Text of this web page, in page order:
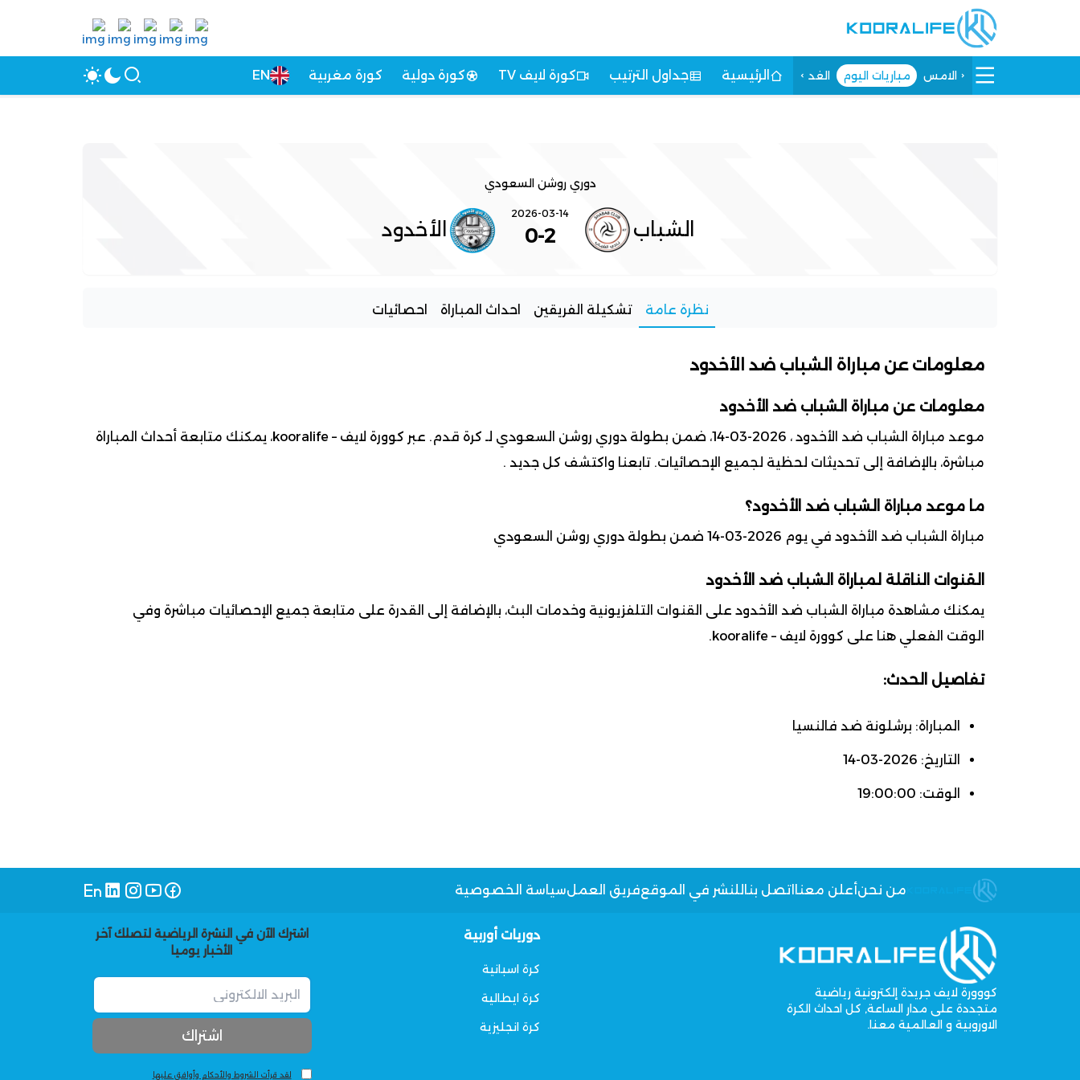
الامس مباريات اليوم الغد الرئيسية جداول الترتيب كورة لايف TV كورة دولية كورة مغربية EN
دوري روشن السعودي
الشباب
2026-03-14
2
-
0 الأخدود
نظرة عامة تشكيلة الفريقين احداث المباراة احصائيات
معلومات عن مباراة الشباب ضد الأخدود
معلومات عن مباراة الشباب ضد الأخدود
موعد مباراة الشباب ضد الأخدود ، 2026-03-14، ضمن بطولة دوري روشن السعودي لـ كرة قدم. عبر كوورة لايف – kooralife، يمكنك متابعة أحداث المباراة
مباشرة، بالإضافة إلى تحديثات لحظية لجميع الإحصائيات. تابعنا واكتشف كل جديد .
ما موعد مباراة الشباب ضد الأخدود؟
مباراة الشباب ضد الأخدود في يوم 2026-03-14 ضمن بطولة دوري روشن السعودي
القنوات الناقلة لمباراة الشباب ضد الأخدود
يمكنك مشاهدة مباراة الشباب ضد الأخدود على القنوات التلفزيونية وخدمات البث، بالإضافة إلى القدرة على متابعة جميع الإحصائيات مباشرة وفي
الوقت الفعلي هنا على كوورة لايف – kooralife.
تفاصيل الحدث:
المباراة: برشلونة ضد فالنسيا
التاريخ: 2026-03-14
الوقت: 19:00:00
من نحنأعلن معنا اتصل بنا للنشر في الموقعفريق العملسياسة الخصوصية
كووورة لايف جريدة إلكترونية رياضية
متجددة على مدار الساعة, كل احداث الكرة
الاوروبية و العالمية معنا.
دوريات أوربية
كرة اسبانية
كرة ايطالية
كرة انجليزية
اشترك الآن في النشرة الرياضية لتصلك آخر
الأخبار يوميا
لقد قرأت الشروط والأحكام وأوافق عليها